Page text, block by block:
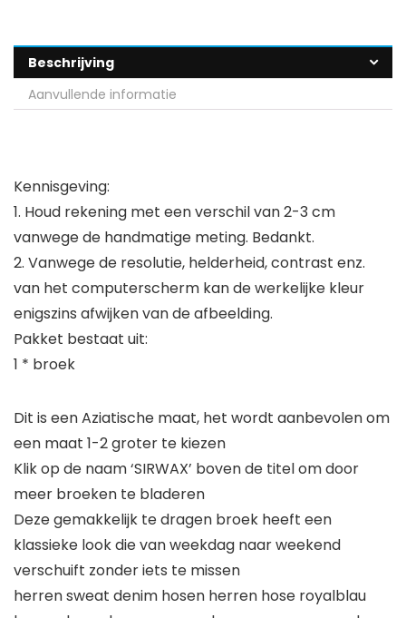
Beschrijving
Aanvullende informatie
Kennisgeving:
1. Houd rekening met een verschil van 2-3 cm
vanwege de handmatige meting. Bedankt.
2. Vanwege de resolutie, helderheid, contrast enz.
van het computerscherm kan de werkelijke kleur
enigszins afwijken van de afbeelding.
Pakket bestaat uit:
1 * broek
Dit is een Aziatische maat, het wordt aanbevolen om
een maat 1-2 groter te kiezen
Klik op de naam ‘SIRWAX’ boven de titel om door
meer broeken te bladeren
Deze gemakkelijk te dragen broek heeft een
klassieke look die van weekdag naar weekend
verschuift zonder iets te missen
herren sweat denim hosen herren hose royalblau